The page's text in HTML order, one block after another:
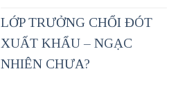
LỚP TRƯỞNG CHỔI ĐÓT
XUẤT KHẨU – NGẠC
NHIÊN CHƯA?